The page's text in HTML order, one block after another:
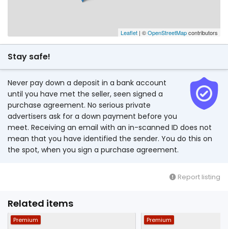
Leaflet | ©OpenStreetMapcontributors
Stay safe!
Never pay down a deposit in a bank account
until you have met the seller, seen signed a
purchase agreement. No serious private
advertisers ask for a down payment before you
meet. Receiving an email with an in-scanned ID does not
mean that you have identified the sender. You do this on
the spot, when you sign a purchase agreement.
Report listing
Related items
Premium Premium